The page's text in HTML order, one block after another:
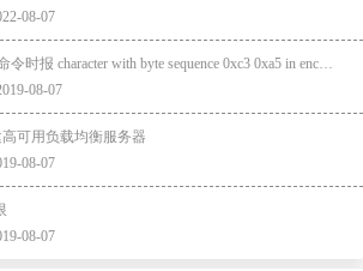
08-07
08-07
高可用负载均衡服务器
08-07
08-07